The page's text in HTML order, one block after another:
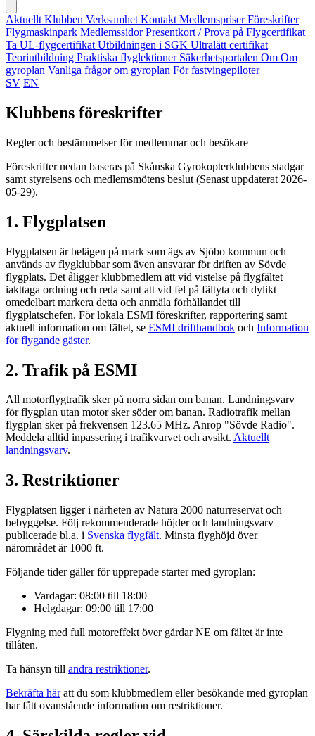
Aktuellt Klubben Verksamhet Kontakt MedlemspriserFöreskrifter
Flygmaskinpark MedlemssidorPresentkort / Prova på Flygcertifikat
Ta UL-flygcertifikat Utbildningen i SGK Ultralätt certifikat
Teoriutbildning Praktiska flyglektioner Säkerhetsportalen Om Om
gyroplan Vanliga frågor om gyroplan För fastvingepiloter
SV EN
Klubbens föreskrifter
Regler och bestämmelser för medlemmar och besökare
Föreskrifter nedan baseras på Skånska Gyrokopterklubbens stadgar
samt styrelsens och medlemsmötens beslut (Senast uppdaterat 2026-
05-29).
1. Flygplatsen
Flygplatsen är belägen på mark som ägs av Sjöbo kommun och
används av flygklubbar som även ansvarar för driften av Sövde
flygplats. Det åligger klubbmedlem att vid vistelse på flygfältet
iakttaga ordning och reda samt att vid fel på fältyta och dylikt
omedelbart markera detta och anmäla förhållandet till
flygplatschefen. För lokala ESMI föreskrifter, rapportering samt
aktuell information om fältet, se ESMI drifthandbok och Information
för flygande gäster.
2. Trafik på ESMI
All motorflygtrafik sker på norra sidan om banan. Landningsvarv
för flygplan utan motor sker söder om banan. Radiotrafik mellan
flygplan sker på frekvensen 123.65 MHz. Anrop "Sövde Radio".
Meddela alltid inpassering i trafikvarvet och avsikt. Aktuellt
landningsvarv.
3. Restriktioner
Flygplatsen ligger i närheten av Natura 2000 naturreservat och
bebyggelse. Följ rekommenderade höjder och landningsvarv
publicerade bl.a. i Svenska flygfält. Minsta flyghöjd över
närområdet är 1000 ft.
Följande tider gäller för upprepade starter med gyroplan:
Vardagar: 08:00 till 18:00
Helgdagar: 09:00 till 17:00
Flygning med full motoreffekt över gårdar NE om fältet är inte
tillåten.
Ta hänsyn till andra restriktioner.
Bekräfta häratt du som klubbmedlem eller besökande med gyroplan
har fått ovanstående information om restriktioner.